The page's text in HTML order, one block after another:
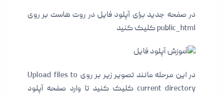
در صفحه جدید برای آپلود فایل در روت هاست بر روی
public_html کلیک کنید
در این مرحله مانند تصویر زیر بر روی Upload files to
current directory کلیک کنید تا وارد صفحه آپلود